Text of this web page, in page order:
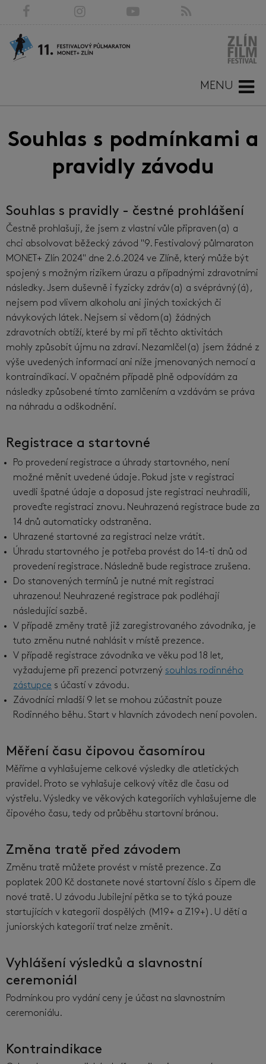
MENU
Souhlas s podmínkami a
pravidly závodu
Souhlas s pravidly - čestné prohlášení
Čestně prohlašuji, že jsem z vlastní vůle připraven(a) a
chci absolvovat běžecký závod "9. Festivalový půlmaraton
MONET+ Zlín 2024" dne 2.6.2024 ve Zlíně, který může být
spojený s možným rizikem úrazu a případnými zdravotními
následky. Jsem duševně i fyzicky zdráv(a) a svéprávný(á),
nejsem pod vlivem alkoholu ani jiných toxických či
návykových látek. Nejsem si vědom(a) žádných
zdravotních obtíží, které by mi při těchto aktivitách
mohly způsobit újmu na zdraví. Nezamlčel(a) jsem žádné z
výše uvedených informací ani níže jmenovaných nemocí a
kontraindikací. V opačném případě plně odpovídám za
následky způsobené tímto zamlčením a vzdávám se práva
na náhradu a odškodnění.
Registrace a startovné
Po provedení registrace a úhrady startovného, není
možné měnit uvedené údaje. Pokud jste v registraci
uvedli špatné údaje a doposud jste registraci neuhradili,
proveďte registraci znovu. Neuhrazená registrace bude za
14 dnů automaticky odstraněna.
Uhrazené startovné za registraci nelze vrátit.
Úhradu startovného je potřeba provést do 14-ti dnů od
provedení registrace. Následně bude registrace zrušena.
Do stanovených termínů je nutné mít registraci
uhrazenou! Neuhrazené registrace pak podléhají
následující sazbě.
V případě změny tratě již zaregistrovaného závodníka, je
tuto změnu nutné nahlásit v místě prezence.
V případě registrace závodníka ve věku pod 18 let,
vyžadujeme při prezenci potvrzený souhlas rodinného
zástupce s účastí v závodu.
Závodníci mladší 9 let se mohou zúčastnit pouze
Rodinného běhu. Start v hlavních závodech není povolen.
Měření času čipovou časomírou
Měříme a vyhlašujeme celkové výsledky dle atletických
pravidel. Proto se vyhlašuje celkový vítěz dle času od
výstřelu. Výsledky ve věkových kategoriích vyhlašujeme dle
čipového času, tedy od průběhu startovní bránou.
Změna tratě před závodem
Změnu tratě můžete provést v místě prezence. Za
poplatek 200 Kč dostanete nové startovní číslo s čipem dle
nové tratě. U závodu Jubilejní pětka se to týká pouze
startujících v kategorii dospělých (M19+ a Z19+). U dětí a
juniorských kategorií trať nelze změnit.
Vyhlášení výsledků a slavnostní
ceremoniál
Podmínkou pro vydání ceny je účast na slavnostním
ceremoniálu.
Kontraindikace